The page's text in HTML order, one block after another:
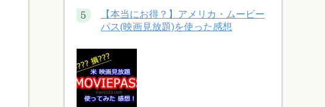
【本当にお得？】アメリカ・ムービー
パス(映画見放題)を使った感想